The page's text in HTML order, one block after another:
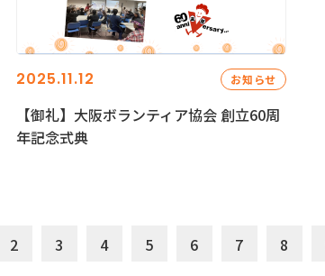
2025.11.12 お知らせ
【御礼】大阪ボランティア協会 創立60周
年記念式典
2 3 4 5 6 7 8